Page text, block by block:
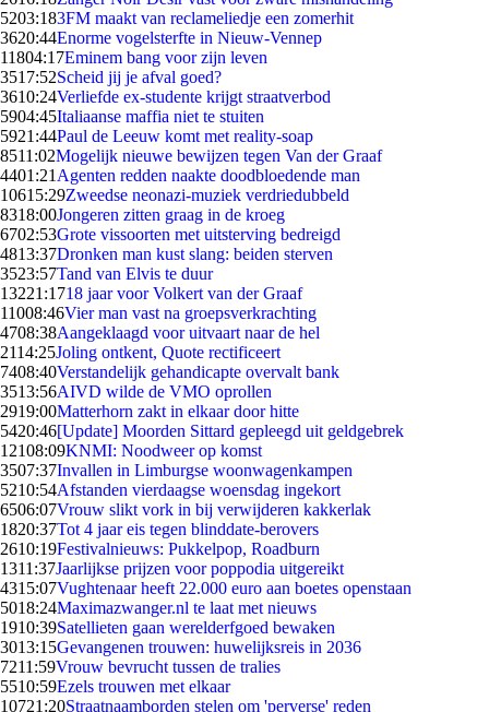
5203:183FM maakt van reclameliedje een zomerhit
3620:44Enorme vogelsterfte in Nieuw-Vennep
11804:17Eminem bang voor zijn leven
3517:52Scheid jij je afval goed?
3610:24Verliefde ex-studente krijgt straatverbod
5904:45Italiaanse maffia niet te stuiten
5921:44Paul de Leeuw komt met reality-soap
8511:02Mogelijk nieuwe bewijzen tegen Van der Graaf
4401:21 Agenten redden naakte doodbloedende man
10615:29Zweedse neonazi-muziek verdriedubbeld
8318:00Jongeren zitten graag in de kroeg
6702:53Grote vissoorten met uitsterving bedreigd
4813:37Dronken man kust slang: beiden sterven
3523:57Tand van Elvis te duur
13221:1718 jaar voor Volkert van der Graaf
11008:46Vier man vast na groepsverkrachting
4708:38Aangeklaagd voor uitvaart naar de hel
2114:25Joling ontkent, Quote rectificeert
7408:40Verstandelijk gehandicapte overvalt bank
3513:56AIVD wilde de VMO oprollen
2919:00Matterhorn zakt in elkaar door hitte
5420:46[Update] Moorden Sittard gepleegd uit geldgebrek
12108:09KNMI: Noodweer op komst
3507:37Invallen in Limburgse woonwagenkampen
5210:54Afstanden vierdaagse woensdag ingekort
6506:07Vrouw slikt vork in bij verwijderen kakkerlak
1820:37Tot 4 jaar eis tegen blinddate-berovers
2610:19Festivalnieuws: Pukkelpop, Roadburn
1311:37Jaarlijkse prijzen voor poppodia uitgereikt
4315:07Vughtenaar heeft 22.000 euro aan boetes openstaan
5018:24Maximazwanger.nl te laat met nieuws
1910:39Satellieten gaan werelderfgoed bewaken
3013:15Gevangenen trouwen: huwelijksreis in 2036
7211:59Vrouw bevrucht tussen de tralies
5510:59Ezels trouwen met elkaar
10721:20Straatnaamborden stelen om 'perverse' reden